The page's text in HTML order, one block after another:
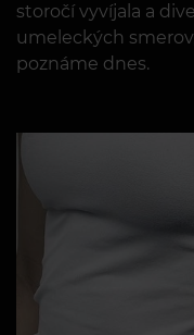
storočí vyvíjala a
umeleckých
poznáme dnes.